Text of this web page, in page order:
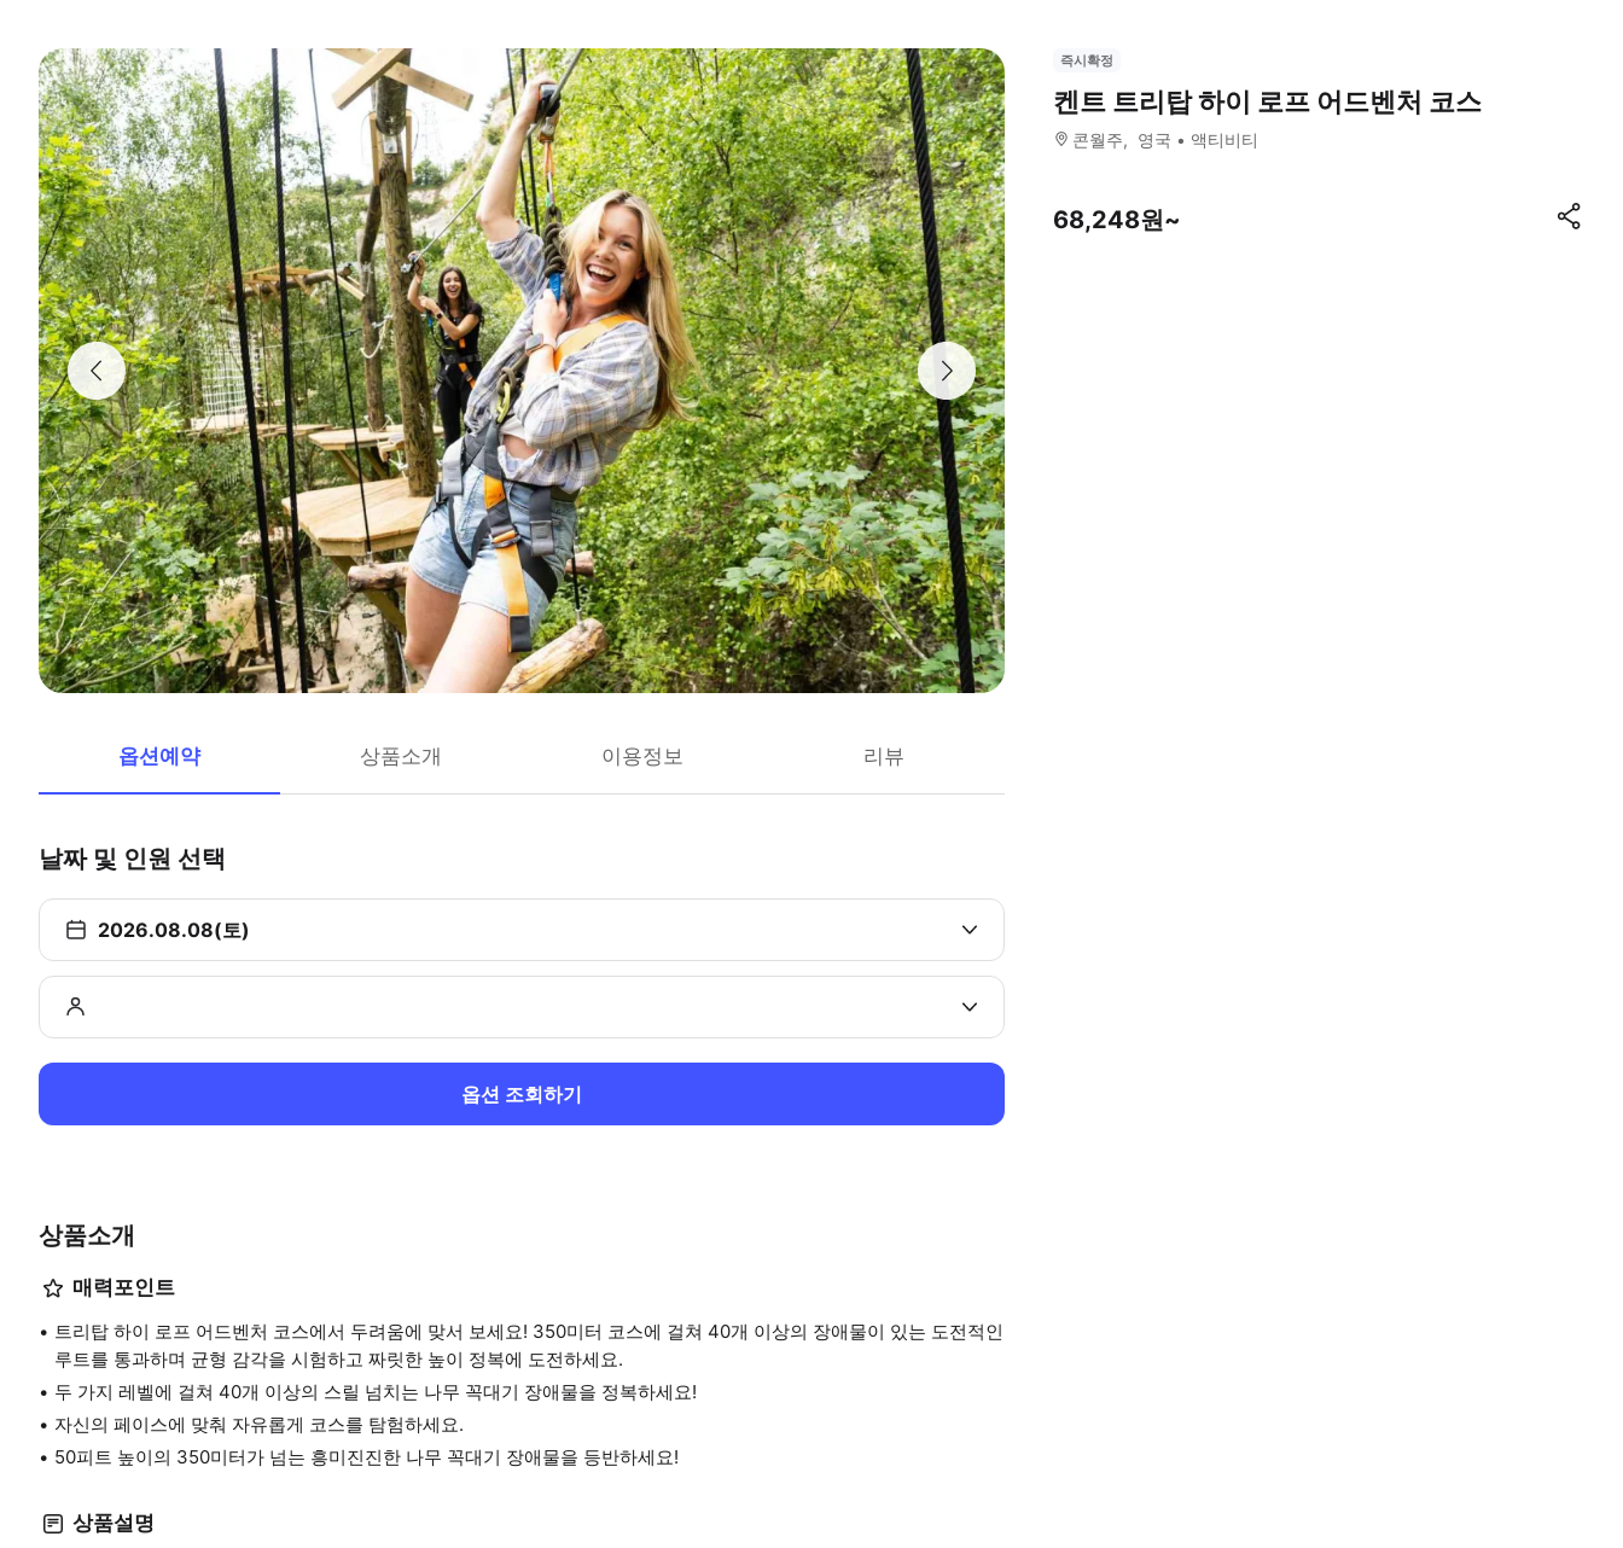
옵션예약 상품소개 이용정보 리뷰
날짜 및 인원 선택
2026.08.08(토)
옵션 조회하기
상품소개
매력포인트
트리탑 하이 로프 어드벤처 코스에서 두려움에 맞서 보세요! 350미터 코스에 걸쳐 40개 이상의 장애물이 있는 도전적인
루트를 통과하며 균형 감각을 시험하고 짜릿한 높이 정복에 도전하세요.
두 가지 레벨에 걸쳐 40개 이상의 스릴 넘치는 나무 꼭대기 장애물을 정복하세요!
자신의 페이스에 맞춰 자유롭게 코스를 탐험하세요.
50피트 높이의 350미터가 넘는 흥미진진한 나무 꼭대기 장애물을 등반하세요!
상품설명
즉시확정
켄트 트리탑 하이 로프 어드벤처 코스
콘월주 영국 액티비티
68,248원~